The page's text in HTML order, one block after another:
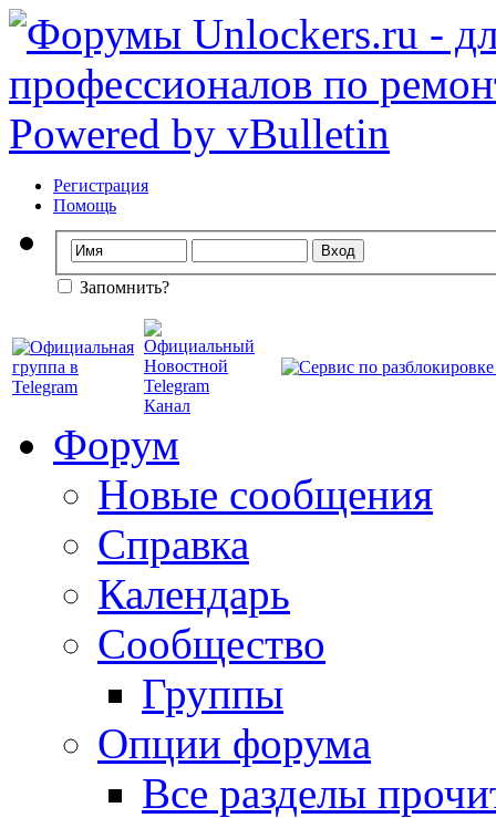
Регистрация
Помощь
Запомнить?
Форум
Новые сообщения
Справка
Календарь
Сообщество
Группы
Опции форума
Все разделы